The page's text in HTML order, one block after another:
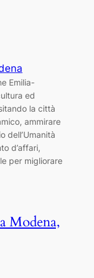
Emilia-
ed
la città
ammirare
dell’Umanità
d’affari,
per migliorare
Modena,